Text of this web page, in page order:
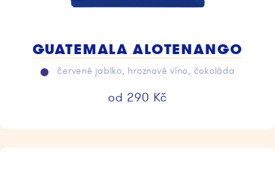
GUATEMALA ALOTENANGO
červené jablko, hroznové víno, čokoláda
od 290 Kč